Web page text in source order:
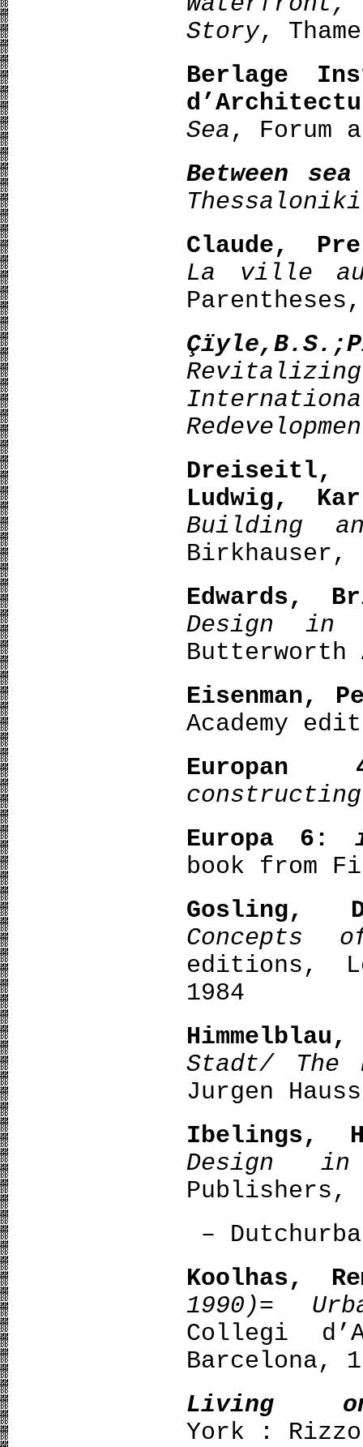
Story,
Berlage
Sea, Forum
Between
Thessaloniki
Claude,
La ville
Dreiseitl,
Ludwig,
Building
Birkhauser,
Edwards,
Design in
Butterworth
Eisenman,
Academy
Europan
Europa 6:
book from
Gosling,
Concepts
editions,
1984
Himmelblau,
Stadt/ The
Jurgen
Ibelings,
Design
Publishers,
–
Koolhas,
1990)=
Collegi
Barcelona,
Living
York :